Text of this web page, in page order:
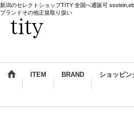
新潟のセレクトショップTITY 全国へ通販可
ブランドその他正規取り扱い
ITEM BRAND ショッピン